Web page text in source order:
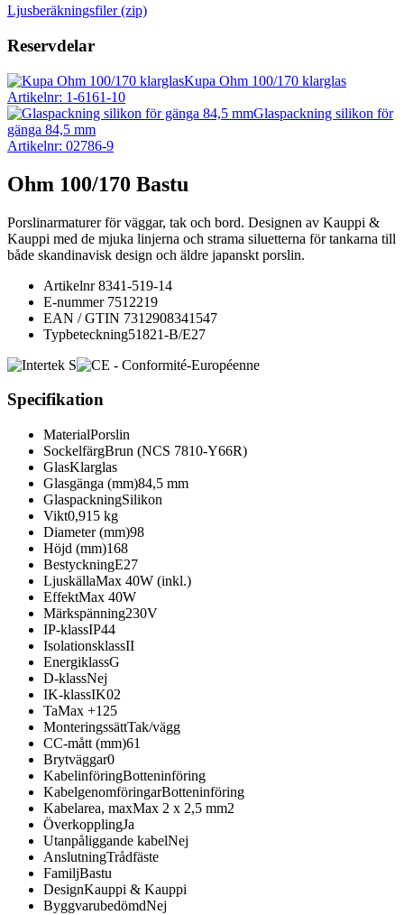
Ljusberäkningsfiler (zip)
Reservdelar
Kupa Ohm 100/170 klarglas
Artikelnr: 1-6161-10
Glaspackning silikon för
gänga 84,5 mm
Artikelnr: 02786-9
Ohm 100/170 Bastu
Porslinarmaturer för väggar, tak och bord. Designen av Kauppi &
Kauppi med de mjuka linjerna och strama siluetterna för tankarna till
både skandinavisk design och äldre japanskt porslin.
Artikelnr8341-519-14
E-nummer7512219
EAN / GTIN 7312908341547
Typbeteckning51821-B/E27
Specifikation
MaterialPorslin
SockelfärgBrun (NCS 7810-Y66R)
GlasKlarglas
Glasgänga (mm)84,5 mm
GlaspackningSilikon
Vikt0,915 kg
Diameter (mm)98
Höjd (mm)168
BestyckningE27
LjuskällaMax 40W (inkl.)
EffektMax 40W
Märkspänning230V
IP-klassIP44
IsolationsklassII
EnergiklassG
D-klassNej
IK-klassIK02
TaMax +125
MonteringssättTak/vägg
CC-mått (mm)61
Brytväggar0
KabelinföringBotteninföring
KabelgenomföringarBotteninföring
Kabelarea, maxMax 2 x 2,5 mm2
ÖverkopplingJa
Utanpåliggande kabelNej
AnslutningTrådfäste
FamiljBastu
DesignKauppi & Kauppi
ByggvarubedömdNej